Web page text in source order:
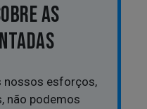
AS
nossos esforços,
não podemos